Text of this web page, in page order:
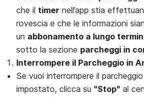
che il timer nell’app stia
rovescia e che le informazioni
un abbonamento a lungo
sotto la sezione parcheggi in
Interrompere il Parcheggio in
Se vuoi interrompere il parcheggio
impostato, clicca su "Stop" al